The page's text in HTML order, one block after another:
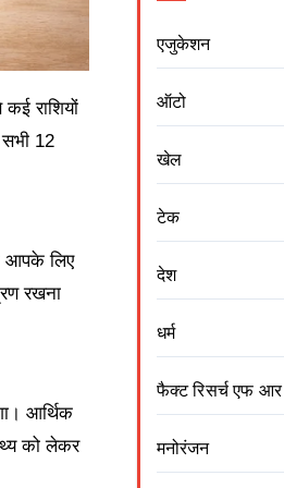
राशियों
12
आपके लिए
रखना
आर्थिक
को लेकर
एजुकेशन
ऑटो
खेल
टेक
देश
धर्म
फैक्ट रिसर्च एफ आर
मनोरंजन